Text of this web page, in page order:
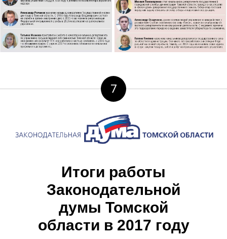
7
Итоги работы
Законодательной
думы Томской
области в 2017 году